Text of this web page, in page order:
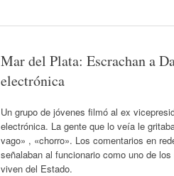
Mar del Plata: Escrachan a
electrónica
Un grupo de jóvenes filmó al ex
electrónica. La gente que lo veía le
vago» , «chorro». Los comentarios en
señalaban al funcionario como uno de
viven del Estado.